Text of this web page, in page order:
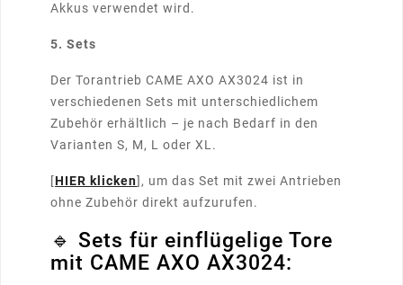
Akkus verwendet wird.
5. Sets
Der Torantrieb CAME AXO AX3024 ist in
verschiedenen Sets mit unterschiedlichem
Zubehör erhältlich – je nach Bedarf in den
Varianten S, M, L oder XL.
[HIER klicken], um das Set mit zwei Antrieben
ohne Zubehör direkt aufzurufen.
🔹 Sets für einflügelige Tore
mit CAME AXO AX3024: